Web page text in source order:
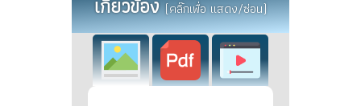
(คลิ๊กเพื่อ แสดง/ซ่อน)